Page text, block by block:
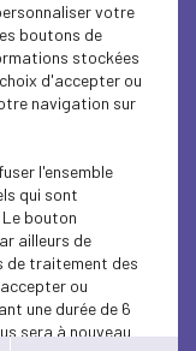
votre
boutons de
stockées
d'accepter ou
navigation sur
l'ensemble
qui sont
bouton
ailleurs de
de traitement des
ou
une durée de 6
sera à nouveau